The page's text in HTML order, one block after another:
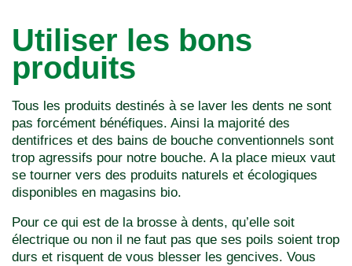
Utiliser les bons
produits
Tous les produits destinés à se laver les dents ne sont
pas forcément bénéfiques. Ainsi la majorité des
dentifrices et des bains de bouche conventionnels sont
trop agressifs pour notre bouche. A la place mieux vaut
se tourner vers des produits naturels et écologiques
disponibles en magasins bio.
Pour ce qui est de la brosse à dents, qu’elle soit
électrique ou non il ne faut pas que ses poils soient trop
durs et risquent de vous blesser les gencives. Vous